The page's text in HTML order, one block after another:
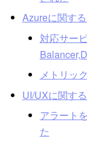
Azureに関す
対応サー
メトリッ
UI/UXに関す
アラート
た